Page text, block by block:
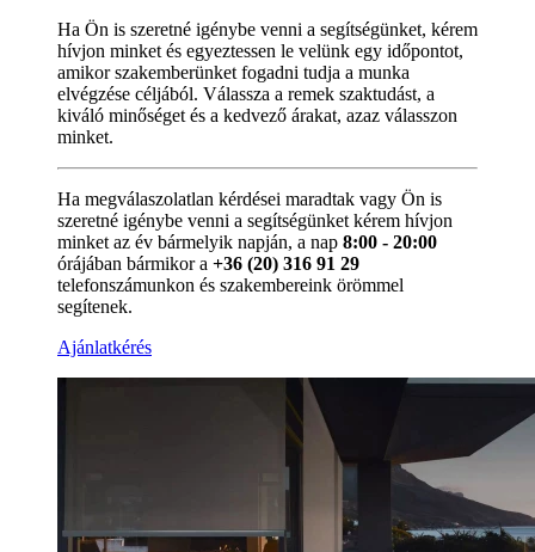
Ha Ön is szeretné igénybe venni a segítségünket, kérem
hívjon minket és egyeztessen le velünk egy időpontot,
amikor szakemberünket fogadni tudja a munka
elvégzése céljából. Válassza a remek szaktudást, a
kiváló minőséget és a kedvező árakat, azaz válasszon
minket.
Ha megválaszolatlan kérdései maradtak vagy Ön is
szeretné igénybe venni a segítségünket kérem hívjon
minket az év bármelyik napján, a nap 8:00 - 20:00
órájában bármikor a +36 (20) 316 91 29
telefonszámunkon és szakembereink örömmel
segítenek.
Ajánlatkérés